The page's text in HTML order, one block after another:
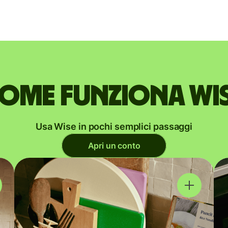
funziona
Usa Wise in pochi semplici passaggi
Apri un conto